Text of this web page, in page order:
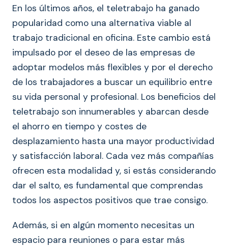
En los últimos años, el teletrabajo ha ganado
popularidad como una alternativa viable al
trabajo tradicional en oficina. Este cambio está
impulsado por el deseo de las empresas de
adoptar modelos más flexibles y por el derecho
de los trabajadores a buscar un equilibrio entre
su vida personal y profesional. Los beneficios del
teletrabajo son innumerables y abarcan desde
el ahorro en tiempo y costes de
desplazamiento hasta una mayor productividad
y satisfacción laboral. Cada vez más compañías
ofrecen esta modalidad y, si estás considerando
dar el salto, es fundamental que comprendas
todos los aspectos positivos que trae consigo.
Además, si en algún momento necesitas un
espacio para reuniones o para estar más